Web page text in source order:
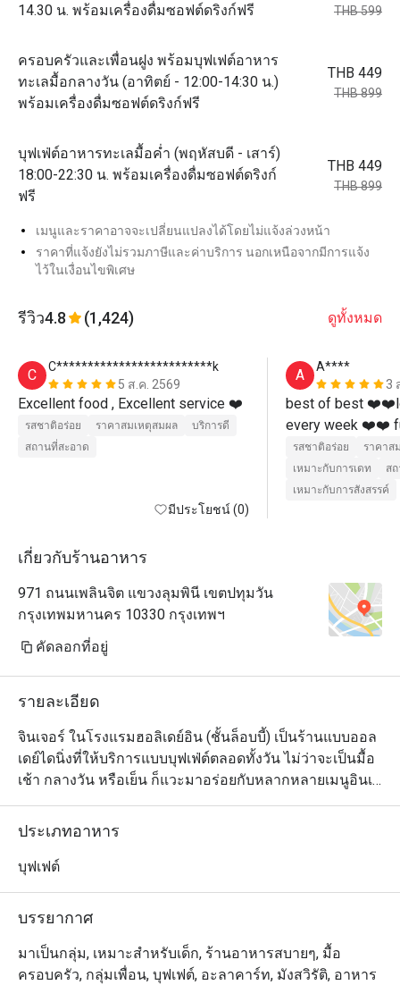
14.30 น. พร้อมเครื่องดื่มซอฟต์ดริงก์ฟรี
THB 599
ครอบครัวและเพื่อนฝูง พร้อมบุฟเฟต์อาหาร
ทะเลมื้อกลางวัน (อาทิตย์ - 12:00-14:30 น.)
พร้อมเครื่องดื่มซอฟต์ดริงก์ฟรี
THB 449
THB 899
บุฟเฟ่ต์อาหารทะเลมื้อค่ำ (พฤหัสบดี - เสาร์)
18:00-22:30 น. พร้อมเครื่องดื่มซอฟต์ดริงก์
ฟรี
THB 449
THB 899
เมนูและราคาอาจจะเปลี่ยนแปลงได้โดยไม่แจ้งล่วงหน้า
ราคาที่แจ้งยังไม่รวมภาษีและค่าบริการ นอกเหนือจากมีการแจ้ง
ไว้ในเงื่อนไขพิเศษ
รีวิว4.8 (1,424) ดูทั้งหมด
C
C*************************k
5 ส.ค. 2569
รสชาติอร่อย ราคาสมเหตุสมผล
บริการดี
สถานที่สะอาด
มีประโยชน์ (0)
A
A****
3
best of best
every week ❤️❤️
best shared ❤️❤️
รสชาติอร่อย
ราคาส
เหมาะกับการเดท
ส
เหมาะกับการสังสรรค์
เกี่ยวกับร้านอาหาร
971 ถนนเพลินจิต แขวงลุมพินี เขตปทุมวัน
กรุงเทพมหานคร 10330 กรุงเทพฯ
คัดลอกที่อยู่
รายละเอียด
จินเจอร์ ในโรงแรมฮอลิเดย์อิน (ชั้นล็อบบี้) เป็นร้านแบบออล
เดย์ไดนิ่งที่ให้บริการแบบบุฟเฟ่ต์ตลอดทั้งวัน ไม่ว่าจะเป็นมื้อ
เช้า กลางวัน หรือเย็น ก็แวะมาอร่อยกับหลากหลายเมนูอินเท
รนด์กันได้เสมอ ทางร้านจัดไลน์อาหารให้ดูเหมือนตลาดสด
ตามสมัยนิยม มีซุ้มอาหารไทยและนานาชาติให้ลูกค้าได้
สตรีทฟู้ดที่ปรุงจากวัตถุดิบชั้นดีตามมาตรฐานโรงแรมหรูนั้น
จินเจอร์ @ ฮอลิเดย์ อินน์ กรุงเทพ (Ginger @ Holiday Inn
ประเภทอาหาร
บุฟเฟต์
บรรยากาศ
มาเป็นกลุ่ม, เหมาะสำหรับเด็ก, ร้านอาหารสบายๆ, มื้อ
ครอบครัว, กลุ่มเพื่อน, บุฟเฟต์, อะลาคาร์ท, มังสวิรัติ, อาหาร